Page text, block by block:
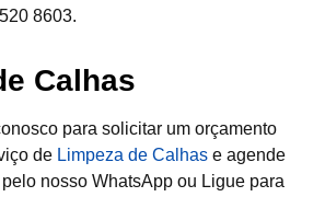
8603.
Calhas
para solicitar um orçamento
de Limpeza de Calhas e agende
nosso WhatsApp ou Ligue para